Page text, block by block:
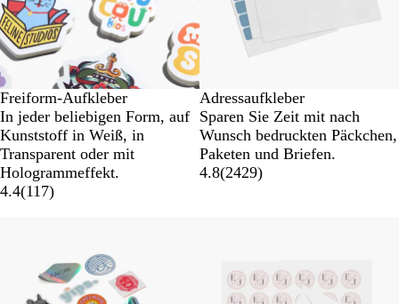
Freiform-Aufkleber
In jeder beliebigen Form, auf
Kunststoff in Weiß, in
Transparent oder mit
Hologrammeffekt.
4.4(117)
Adressaufkleber
Sparen Sie Zeit mit nach
Wunsch bedruckten Päckchen,
Paketen und Briefen.
4.8(2429)